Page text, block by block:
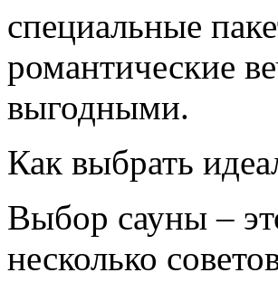
специальные
романтические
выгодными.
Как выбрать
Выбор сауны –
несколько